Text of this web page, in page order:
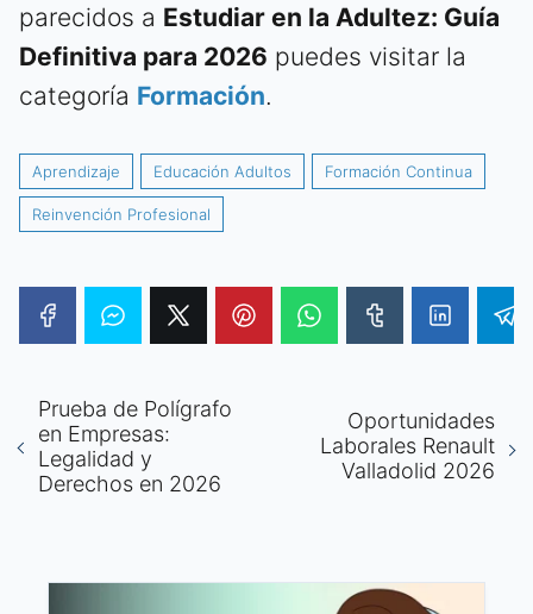
parecidos a Estudiar en la Adultez: Guía
Definitiva para 2026 puedes visitar la
categoría Formación.
Aprendizaje Educación Adultos Formación Continua
Reinvención Profesional
Prueba de Polígrafo
en Empresas:
Legalidad y
Derechos en 2026
Oportunidades
Laborales Renault
Valladolid 2026